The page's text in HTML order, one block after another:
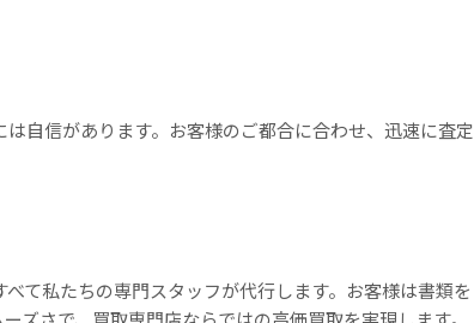
自信があります。お客様のご都合に合わせ、迅速に査定
て私たちの専門スタッフが代行します。お客様は書類を